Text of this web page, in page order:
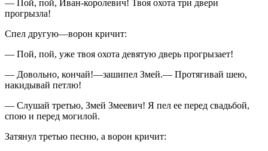
— Пой, пой, Иван-королевич! Твоя охота три двери
прогрызла!
Спел другую—ворон кричит:
— Пой, пой, уже твоя охота девятую дверь прогрызает!
— Довольно, кончай!—зашипел Змей.— Протягивай шею,
накидывай петлю!
— Слушай третью, Змей Змеевич! Я пел ее перед свадьбой,
спою и перед могилой.
Затянул третью песню, а ворон кричит: